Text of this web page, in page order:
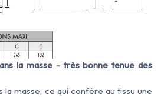
la masse - très bonne tenue des
la masse, ce qui confère au tissu une